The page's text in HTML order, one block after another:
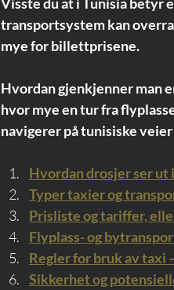
transportsystem kan
mye for billettprisene.
Hvordan gjenkjenner man
hvor mye en tur fra
navigerer på tunisiske
Hvordan drosjer ser ut
Typer taxier og
Prisliste og tariffer,
Flyplass- og
Regler for bruk av taxi
Sikkerhet og